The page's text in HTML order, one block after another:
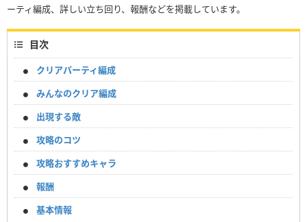
ーティ編成、詳しい立ち回り、報酬などを掲載しています。
目次
クリアパーティ編成
みんなのクリア編成
出現する敵
攻略のコツ
攻略おすすめキャラ
報酬
基本情報